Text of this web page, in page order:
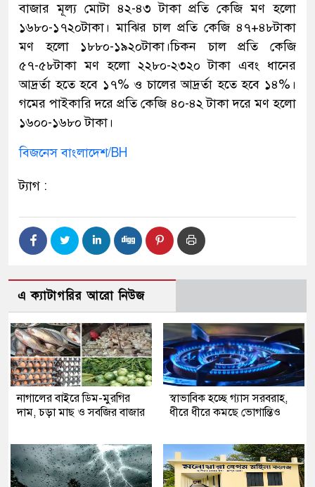
বাজার মূল্য মোটা ৪২-৪৩ টাকা প্রতি কেজি মণ হলো
১৬৮০-১৭২০টাকা। মাঝির চাল প্রতি কেজি ৪৭+৪৮টাকা
মণ হলো ১৮৮০-১৯২০টাকা।চিকন চাল প্রতি কেজি
৫৭-৫৮টাকা মণ হলো ২২৮০-২৩২০ টাকা এবং ধানের
আদ্রর্তা হতে হবে ১৭% ও চালের আদ্রর্তা হতে হবে ১৪%।
গমের পাইকারি দরে প্রতি কেজি ৪০-৪২ টাকা দরে মণ হলো
১৬০০-১৬৮০ টাকা।
বিজনেস বাংলাদেশ/BH
ট্যাগ :
এ ক্যাটাগরির আরো নিউজ
নাগালের বাইরে ডিম-মুরগির
দাম, চড়া মাছ ও সবজির বাজার
স্বাভাবিক হচ্ছে গ্যাস সরবরাহ,
ধীরে ধীরে কমছে ভোগান্তিও